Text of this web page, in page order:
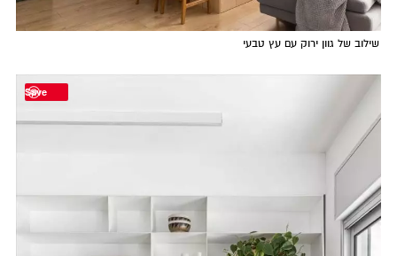
שילוב של גוון ירוק עם עץ טבעי
Save